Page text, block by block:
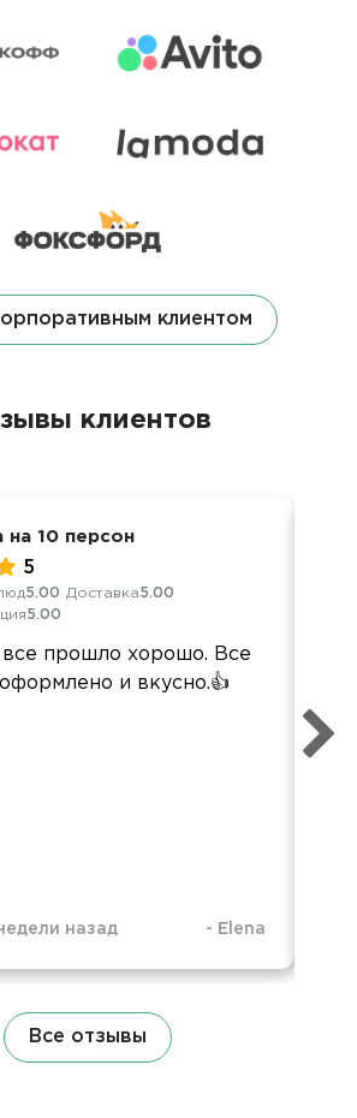
клиентом
клиентов
на 10 персон
5
5.00 Доставка5.00
5.00
все прошло хорошо. Все
и вкусно.👍
назад - Elena
Все отзывы